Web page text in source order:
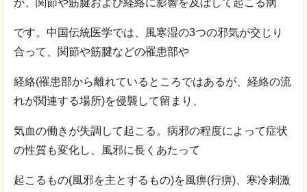
です。中国伝統医学では、風寒湿の3つの邪気が交じり
合って、関節や筋腱などの罹患部や
経絡(罹患部から離れているところではあるが、経絡の流
れが関連する場所)を侵襲して留まり、
気血の働きが失調して起こる。病邪の程度によって症状
の性質も変化し、風邪に長くあたって
起こるもの(風邪を主とするもの)を風痹(行痹)、寒冷刺激